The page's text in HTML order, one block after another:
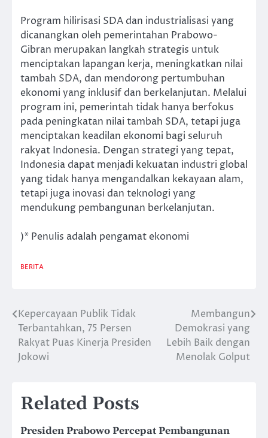
Program hilirisasi SDA dan industrialisasi yang
dicanangkan oleh pemerintahan Prabowo-
Gibran merupakan langkah strategis untuk
menciptakan lapangan kerja, meningkatkan nilai
tambah SDA, dan mendorong pertumbuhan
ekonomi yang inklusif dan berkelanjutan. Melalui
program ini, pemerintah tidak hanya berfokus
pada peningkatan nilai tambah SDA, tetapi juga
menciptakan keadilan ekonomi bagi seluruh
rakyat Indonesia. Dengan strategi yang tepat,
Indonesia dapat menjadi kekuatan industri global
yang tidak hanya mengandalkan kekayaan alam,
tetapi juga inovasi dan teknologi yang
mendukung pembangunan berkelanjutan.
)* Penulis adalah pengamat ekonomi
BERITA
Post
navigation
Kepercayaan Publik Tidak
Terbantahkan, 75 Persen
Rakyat Puas Kinerja Presiden
Jokowi
Membangun
Demokrasi yang
Lebih Baik dengan
Menolak Golput
Related Posts
Presiden Prabowo Percepat Pembangunan